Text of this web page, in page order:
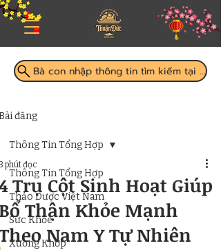
Bà con nhập thông tin tìm kiếm tại đây
đăng
Thông Tin Tổng Hợp
Thảo Dược Việt Nam
Sức Khỏe
Xương Khớp
Thông Tin Tổng Hợp
Trụ Cột Sinh Hoạt Giúp
Thận Khỏe Mạnh
Nam Y Tự Nhiên
phút đọc